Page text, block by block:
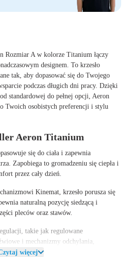
Rozmiar A w kolorze Titanium łączy
designem. To krzesło
tak, aby dopasować się do Twojego
podczas długich dni pracy. Dzięki
standardowej do pełnej opcji , Aeron
Twoich osobistych preferencji i stylu
Aeron Titanium
się do ciała i zapewnia
Zapobiega to gromadzeniu się ciepła i
przez cały dzień.
Kinemat, krzesło porusza się
naturalną pozycję siedzącą i
pleców oraz stawów.
takie jak regulowane
i mechanizmy odchylania,
jest odpowiednie dla każdego
więcej